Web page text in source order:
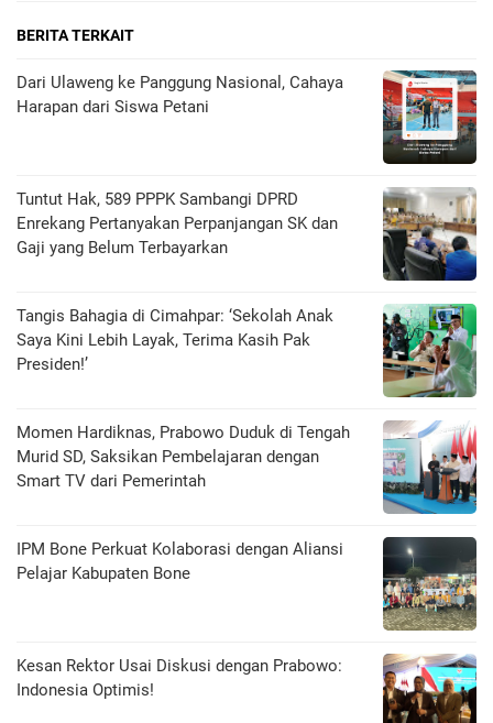
BERITA TERKAIT
Dari Ulaweng ke Panggung Nasional, Cahaya
Harapan dari Siswa Petani
Tuntut Hak, 589 PPPK Sambangi DPRD
Enrekang Pertanyakan Perpanjangan SK dan
Gaji yang Belum Terbayarkan
Tangis Bahagia di Cimahpar: ‘Sekolah Anak
Saya Kini Lebih Layak, Terima Kasih Pak
Presiden!’
Momen Hardiknas, Prabowo Duduk di Tengah
Murid SD, Saksikan Pembelajaran dengan
Smart TV dari Pemerintah
IPM Bone Perkuat Kolaborasi dengan Aliansi
Pelajar Kabupaten Bone
Kesan Rektor Usai Diskusi dengan Prabowo:
Indonesia Optimis!